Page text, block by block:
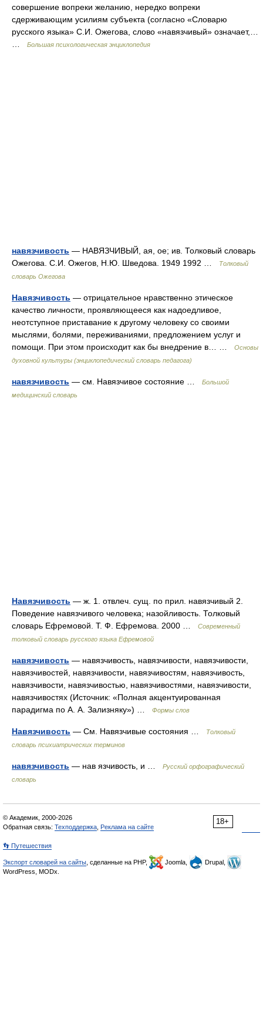
совершение вопреки желанию, нередко вопреки
сдерживающим усилиям субъекта (согласно «Словарю
русского языка» С.И. Ожегова, слово «навязчивый» означает,…
Большая психологическая энциклопедия
навязчивость — НАВЯЗЧИВЫЙ, ая, ое; ив. Толковый словарь
Ожегова. С.И. Ожегов, Н.Ю. Шведова. 1949 1992 …
Толковый
словарь Ожегова
Навязчивость — отрицательное нравственно этическое
качество личности, проявляющееся как надоедливое,
неотступное приставание к другому человеку со своими
мыслями, болями, переживаниями, предложением услуг и
помощи. При этом происходит как бы внедрение в… …
Основы
духовной культуры (энциклопедический словарь педагога)
навязчивость — см. Навязчивое состояние …
Большой
медицинский словарь
Навязчивость — ж. 1. отвлеч. сущ. по прил. навязчивый 2.
Поведение навязчивого человека; назойливость. Толковый
словарь Ефремовой. Т. Ф. Ефремова. 2000 …
Современный
толковый словарь русского языка Ефремовой
навязчивость — навязчивость, навязчивости, навязчивости,
навязчивостей, навязчивости, навязчивостям, навязчивость,
навязчивости, навязчивостью, навязчивостями, навязчивости,
навязчивостях (Источник: «Полная акцентуированная
парадигма по А. А. Зализняку») …
Формы слов
Навязчивость — См. Навязчивые состояния …
Толковый
словарь психиатрических терминов
навязчивость — нав язчивость, и …
Русский орфографический
словарь
18+
© Академик, 2000-2026
Обратная связь: Техподдержка Реклама на сайте
👣 Путешествия
Экспорт словарей на сайты , сделанные на PHP, Joomla,
Drupal,
WordPress, MODx.